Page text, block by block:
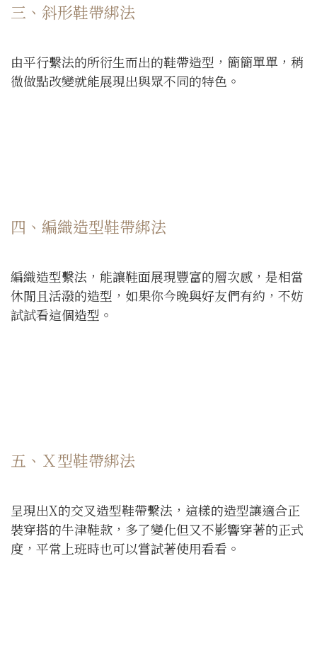
三、斜形鞋帶綁法
由平行繫法的所衍生而出的鞋帶造型，簡簡單單，稍
微做點改變就能展現出與眾不同的特色。
四、編織造型鞋帶綁法
編織造型繫法，能讓鞋面展現豐富的層次感，是相當
休閒且活潑的造型，如果你今晚與好友們有約，不妨
試試看這個造型。
五、Ｘ型鞋帶綁法
呈現出X的交叉造型鞋帶繫法，這樣的造型讓適合正
裝穿搭的牛津鞋款，多了變化但又不影響穿著的正式
度，平常上班時也可以嘗試著使用看看。